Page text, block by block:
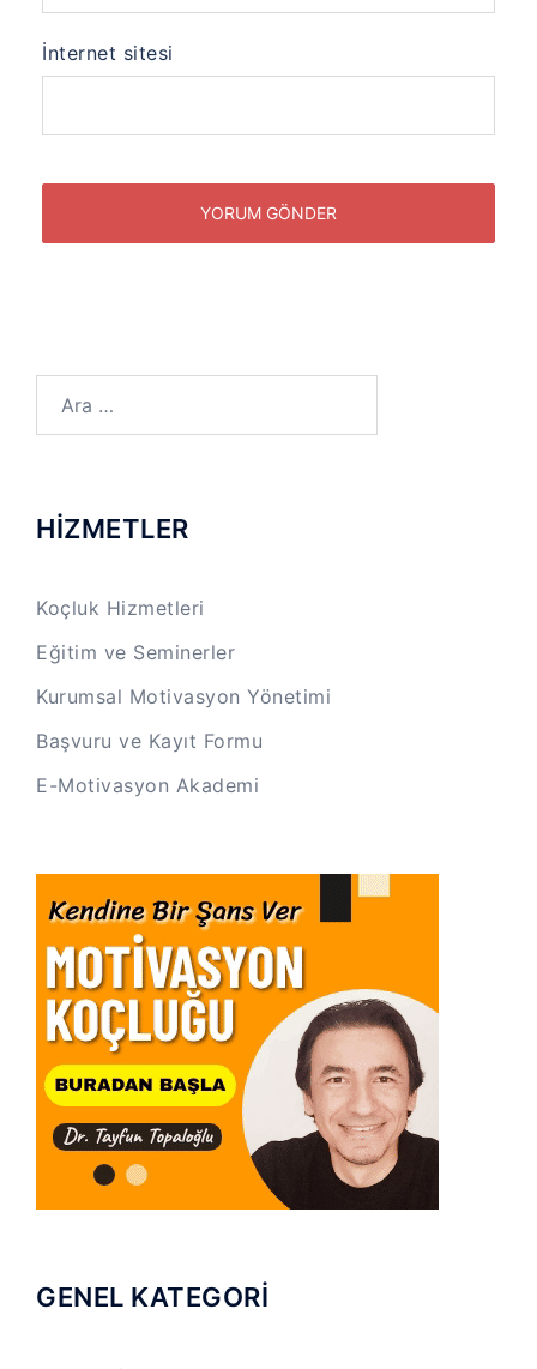
İnternet sitesi
HİZMETLER
Koçluk Hizmetleri
Eğitim ve Seminerler
Kurumsal Motivasyon Yönetimi
Başvuru ve Kayıt Formu
E-Motivasyon Akademi
GENEL KATEGORİ